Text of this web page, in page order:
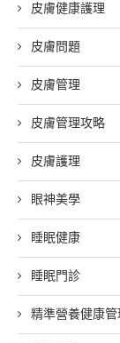
皮膚健康護理
皮膚問題
皮膚管理
皮膚管理攻略
皮膚護理
眼神美學
睡眠健康
睡眠門診
精準營養健康管